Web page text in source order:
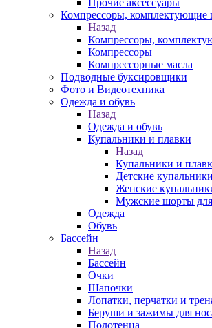
Прочие аксессуары
Компрессоры, комплектующие
Назад
Компрессоры,
Компрессоры
Компрессорные масла
Подводные буксировщики
Фото и Видеотехника
Одежда и обувь
Назад
Одежда и обувь
Купальники и плавки
Назад
Купальники и
Детские купальники
Женские
Мужские шорты
Одежда
Обувь
Бассейн
Назад
Бассейн
Очки
Шапочки
Лопатки, перчатки и
Беруши и зажимы для
Полотенца